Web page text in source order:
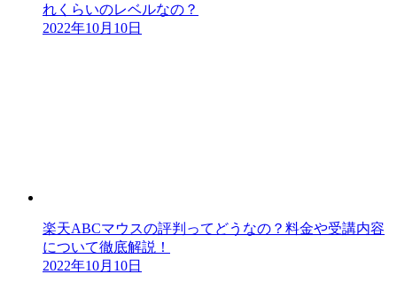
れくらいのレベルなの？
2022年10月10日
楽天ABCマウスの評判ってどうなの？料金や受講内容
について徹底解説！
2022年10月10日